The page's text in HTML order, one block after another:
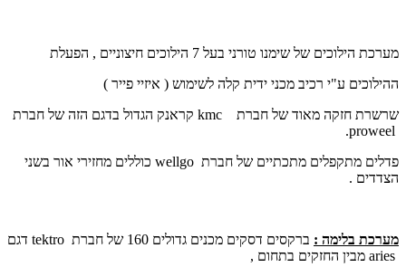
מערכת הילוכים של שימנו טורני בעל 7 הילוכים חיצוניים , הפעלת
ההילוכים ע"י רכיב מכני ידית קלה לשימוש ( איזיי פייר )
שרשרת חזקה מאוד של חברת
kmc קראנק הגדול בדגם הזה של חברת
proweel
.
פדלים מתקפלים מתכתיים של חברת wellgo כוללים מחזירי אור בשני
הצדדים .
מערכת בלימה : ברקסים דסקים מכנים גדולים 160 של חברת tektro דגם
aries מבין החזקים בתחום ,